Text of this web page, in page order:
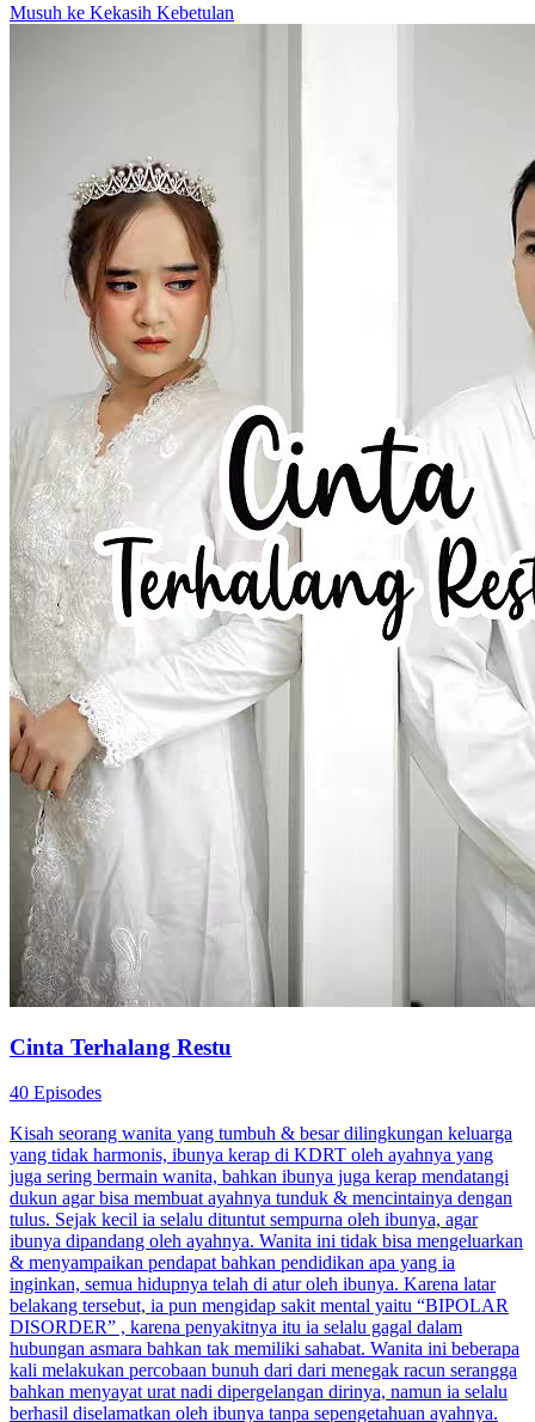
Musuh ke Kekasih Kebetulan
Cinta Terhalang Restu
40 Episodes
Kisah seorang wanita yang tumbuh & besar dilingkungan keluarga
yang tidak harmonis, ibunya kerap di KDRT oleh ayahnya yang
juga sering bermain wanita, bahkan ibunya juga kerap mendatangi
dukun agar bisa membuat ayahnya tunduk & mencintainya dengan
tulus. Sejak kecil ia selalu dituntut sempurna oleh ibunya, agar
ibunya dipandang oleh ayahnya. Wanita ini tidak bisa mengeluarkan
& menyampaikan pendapat bahkan pendidikan apa yang ia
inginkan, semua hidupnya telah di atur oleh ibunya. Karena latar
belakang tersebut, ia pun mengidap sakit mental yaitu “BIPOLAR
DISORDER” , karena penyakitnya itu ia selalu gagal dalam
hubungan asmara bahkan tak memiliki sahabat. Wanita ini beberapa
kali melakukan percobaan bunuh dari dari menegak racun serangga
bahkan menyayat urat nadi dipergelangan dirinya, namun ia selalu
berhasil diselamatkan oleh ibunya tanpa sepengetahuan ayahnya.